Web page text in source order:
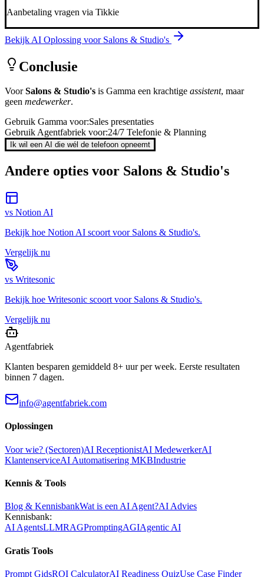
Aanbetaling vragen via Tikkie
Bekijk AI Oplossing voor Salons & Studio's
Conclusie
VoorSalons & Studio's is Gamma een krachtige assistent, maar
geen medewerker.
Gebruik Gamma voor:Sales presentaties
Gebruik Agentfabriek voor:24/7 Telefonie & Planning
Ik wil een AI die wél de telefoon opneemt
Andere opties voor Salons & Studio's
vs Notion AI
Bekijk hoe Notion AI scoort voor Salons & Studio's.
Vergelijk nu
vs Writesonic
Bekijk hoe Writesonic scoort voor Salons & Studio's.
Vergelijk nu
Agentfabriek
Klanten besparen gemiddeld 8+ uur per week. Eerste resultaten
binnen 7 dagen.
info@agentfabriek.com
Oplossingen
Voor wie? (Sectoren)AI ReceptionistAI MedewerkerAI
KlantenserviceAI Automatisering MKBIndustrie
Kennis & Tools
Blog & KennisbankWat is een AI Agent?AI Advies
Kennisbank:
AI AgentsLLMRAGPromptingAGIAgentic AI
Gratis Tools
Prompt GidsROI CalculatorAI Readiness QuizUse Case Finder